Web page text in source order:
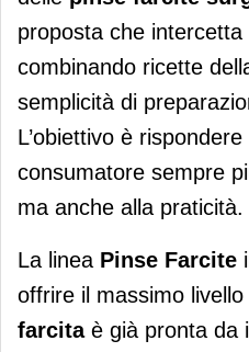
proposta che
combinando ricette
semplicità di
L’obiettivo è
consumatore sempre
ma anche alla praticità.
La linea Pinse Farcite
offrire il massimo
farcitaè già pronta da